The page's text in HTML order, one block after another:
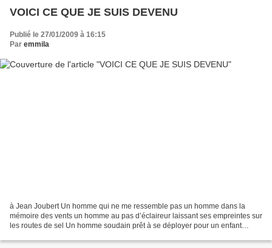
VOICI CE QUE JE SUIS DEVENU
Publié le 27/01/2009 à 16:15
Par emmila
à Jean Joubert Un homme qui ne me ressemble pas un homme dans la
mémoire des vents un homme au pas d’éclaireur laissant ses empreintes sur
les routes de sel Un homme soudain prêt à se déployer pour un enfant